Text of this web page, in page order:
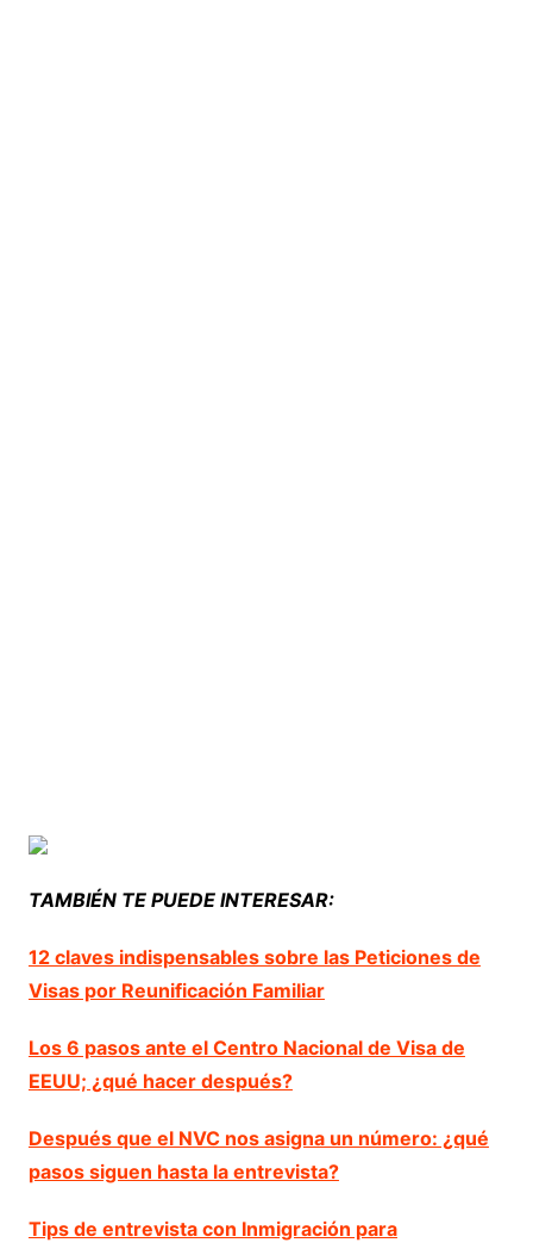
TAMBIÉN TE PUEDE INTERESAR:
12 claves indispensables sobre las Peticiones de
Visas por Reunificación Familiar
Los 6 pasos ante el Centro Nacional de Visa de
EEUU; ¿qué hacer después?
Después que el NVC nos asigna un número: ¿qué
pasos siguen hasta la entrevista?
Tips de entrevista con Inmigración para